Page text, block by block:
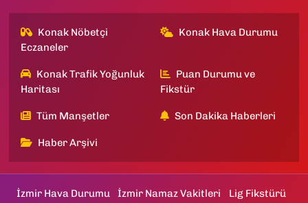
Konak Nöbetçi
Eczaneler
Konak Hava Durumu
Konak Trafik Yoğunluk
Haritası
Puan Durumu ve
Fikstür
Tüm Manşetler Son Dakika Haberleri
Haber Arşivi
İzmir Hava Durumu İzmir Namaz Vakitleri
Lig Fikstürü